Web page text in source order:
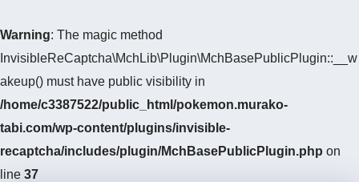
Warning: The magic method
InvisibleReCaptcha\MchLib\Plugin\MchBasePublicPlugin::__w
akeup() must have public visibility in
/home/c3387522/public_html/pokemon.murako-
tabi.com/wp-content/plugins/invisible-
recaptcha/includes/plugin/MchBasePublicPlugin.php on
line 37